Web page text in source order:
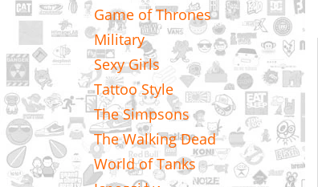
Game of Thrones
Military
Sexy Girls
Tattoo Style
The Simpsons
The Walking Dead
World of Tanks